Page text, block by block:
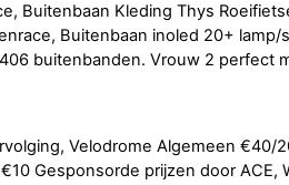
Buitenbaan Kleding Thys
Buitenbaan inoled 20+
buitenbanden. Vrouw 2 perfect
Velodrome Algemeen €40/
Gesponsorde prijzen door